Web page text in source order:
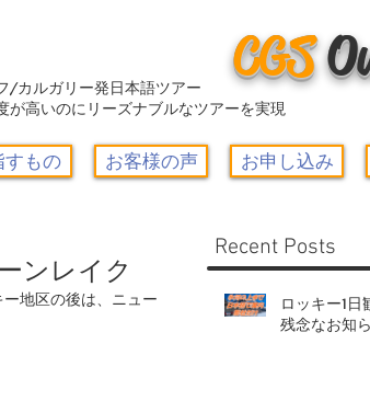
CGSO
/カルガリー発日本語ツアー
が高いのにリーズナブルなツアーを実現
すもの お客様の声 お申し込み
ンレイク
地区の後は、ニュー
Recent Posts
ロッキー1日
残念なお知